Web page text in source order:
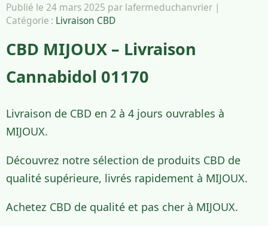
Publié le 24 mars 2025 par lafermeduchanvrier |
Catégorie : Livraison CBD
CBD MIJOUX – Livraison
Cannabidol 01170
Livraison de CBD en 2 à 4 jours ouvrables à
MIJOUX.
Découvrez notre sélection de produits CBD de
qualité supérieure, livrés rapidement à MIJOUX.
Achetez CBD de qualité et pas cher à MIJOUX.